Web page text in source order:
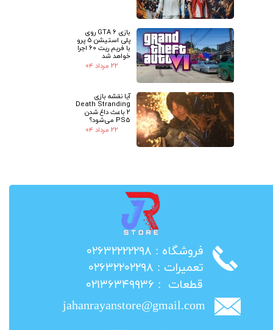
بازی GTA 6 روی
پلی استیشن 5 پرو
با فریم ریت 60 اجرا
خواهد شد
۲۲ مرداد ۰۴
آیا نقشه بازی
Death Stranding
2 باعث داغ شدن
PS5 می‌شود؟
۲۲ مرداد ۰۴
​فروشگاه : ۰۲۶۳۲۲۲۲۲۹۸
​تعمیرات : ۰۲۶۳۲۲۰۲۲۹۸
​قطعات : ۰۲۱۳۶۳۴۹۹۳۶
jahanrayanstore@gmail.com